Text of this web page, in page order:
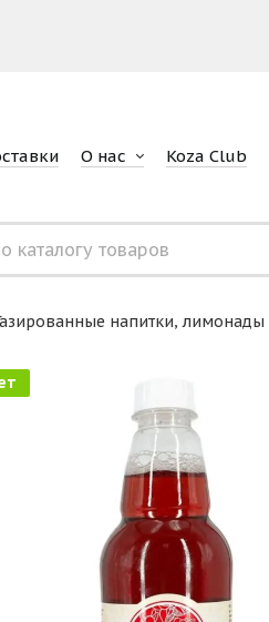
О нас Koza Club
напитки, лимонады